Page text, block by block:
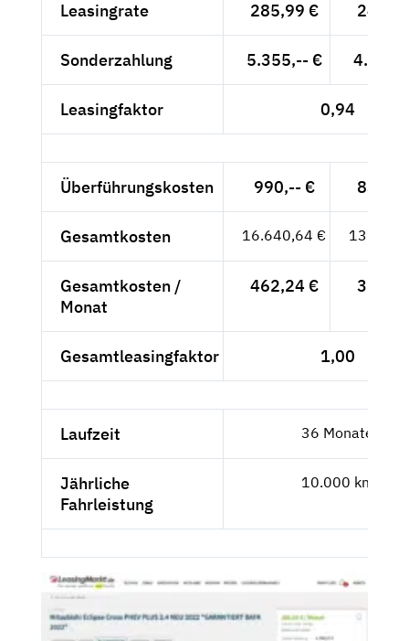
Leasingrate 285,99 €
Sonderzahlung 5.355,-- €
Leasingfaktor 0,94
Überführungskosten 990,-- €
Gesamtkosten 16.640,64 €
Gesamtkosten /
Monat
462,24 €
Gesamtleasingfaktor 1,00
Laufzeit 36 Monate
Jährliche
Fahrleistung
10.000 km